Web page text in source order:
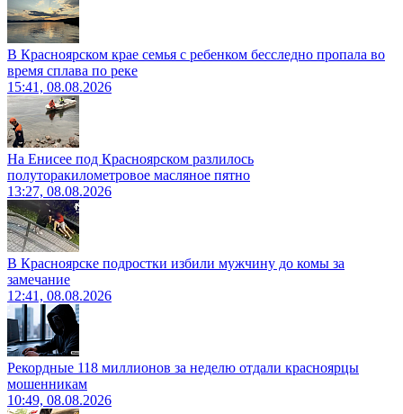
В Красноярском крае семья с ребенком бесследно пропала во
время сплава по реке
15:41, 08.08.2026
На Енисее под Красноярском разлилось
полуторакилометровое масляное пятно
13:27, 08.08.2026
В Красноярске подростки избили мужчину до комы за
замечание
12:41, 08.08.2026
Рекордные 118 миллионов за неделю отдали красноярцы
мошенникам
10:49, 08.08.2026